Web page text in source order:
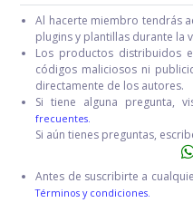
Al hacerte miembro tendrás
plugins y plantillas durante la
Los productos distribuidos
códigos maliciosos ni
directamente de los autores.
Si tiene alguna pregunta,
frecuentes.
Si aún tienes preguntas,
Antes de suscribirte a
Términos y condiciones.